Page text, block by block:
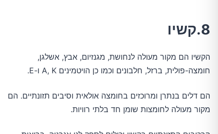
8.קשיו
הקשיו הם מקור מעולה לנחושת, מגנזיום, אבץ, אשלגן,
חומצה-פולית, ברזל, חלבונים וכמו כן הויטמינים A, K ו-E.
הם דלים בנתרן ומרוכזים בחומצה אולאית וסיבים תזונתיים. הם
מקור מעולה לחומצות שומן חד בלתי רוויות.